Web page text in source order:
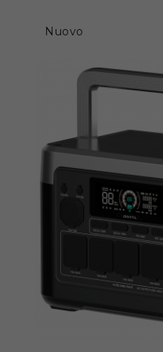
organizzate
Dotato di 16 uscite
2400 soddisfa ogni
Che si tratti di
domestico, vivere
tranquillità in ogni
Ricarica
Non perdere
ricarica ultraveloce
2400. Ricarica fino
raggiungi la carica
per essere sempre
qualsiasi sfida.
Controllo
Accedi all'app
tramite Bluetooth o
Nuovo